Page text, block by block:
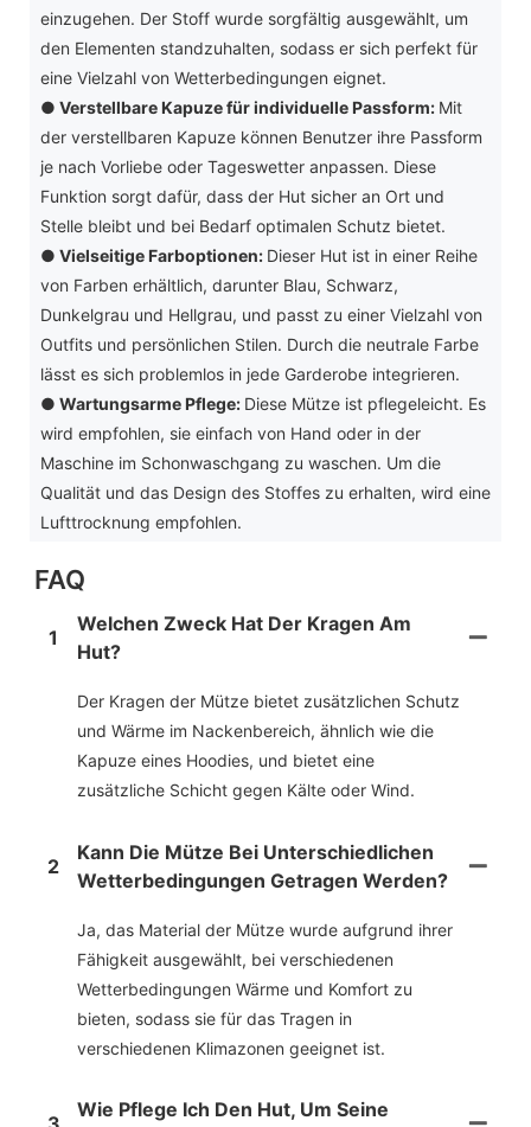
einzugehen. Der Stoff wurde sorgfältig ausgewählt, um
den Elementen standzuhalten, sodass er sich perfekt für
eine Vielzahl von Wetterbedingungen eignet.
● Verstellbare Kapuze für individuelle Passform: Mit
der verstellbaren Kapuze können Benutzer ihre Passform
je nach Vorliebe oder Tageswetter anpassen. Diese
Funktion sorgt dafür, dass der Hut sicher an Ort und
Stelle bleibt und bei Bedarf optimalen Schutz bietet.
● Vielseitige Farboptionen: Dieser Hut ist in einer Reihe
von Farben erhältlich, darunter Blau, Schwarz,
Dunkelgrau und Hellgrau, und passt zu einer Vielzahl von
Outfits und persönlichen Stilen. Durch die neutrale Farbe
lässt es sich problemlos in jede Garderobe integrieren.
● Wartungsarme Pflege: Diese Mütze ist pflegeleicht. Es
wird empfohlen, sie einfach von Hand oder in der
Maschine im Schonwaschgang zu waschen. Um die
Qualität und das Design des Stoffes zu erhalten, wird eine
Lufttrocknung empfohlen.
FAQ
1
Welchen Zweck Hat Der Kragen Am
Hut?
Der Kragen der Mütze bietet zusätzlichen Schutz
und Wärme im Nackenbereich, ähnlich wie die
Kapuze eines Hoodies, und bietet eine
zusätzliche Schicht gegen Kälte oder Wind.
2
Kann Die Mütze Bei Unterschiedlichen
Wetterbedingungen Getragen Werden?
Ja, das Material der Mütze wurde aufgrund ihrer
Fähigkeit ausgewählt, bei verschiedenen
Wetterbedingungen Wärme und Komfort zu
bieten, sodass sie für das Tragen in
verschiedenen Klimazonen geeignet ist.
Wie Pflege Ich Den Hut, Um Seine